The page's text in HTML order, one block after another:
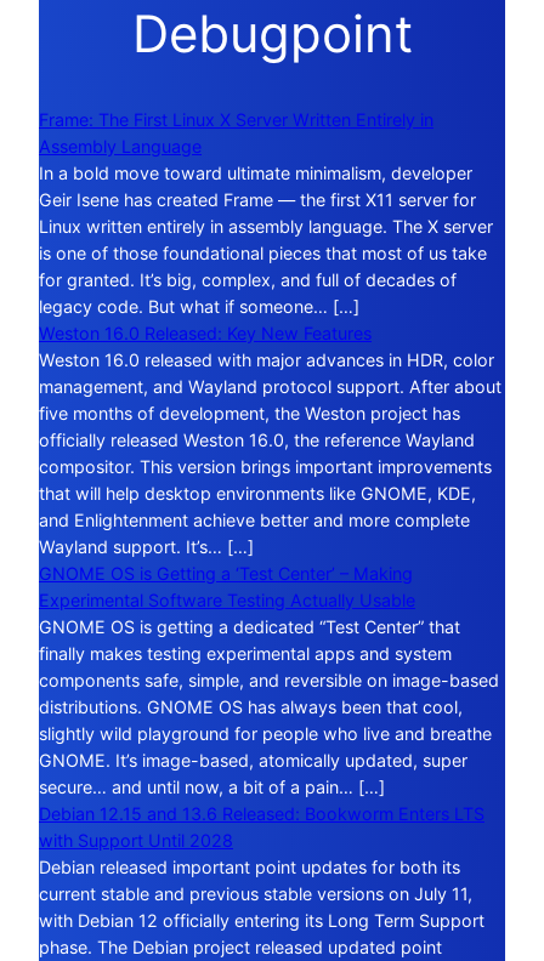
Debugpoint
Frame: The First Linux X Server Written Entirely in
Assembly Language
In a bold move toward ultimate minimalism, developer
Geir Isene has created Frame — the first X11 server for
Linux written entirely in assembly language. The X server
is one of those foundational pieces that most of us take
for granted. It’s big, complex, and full of decades of
legacy code. But what if someone… […]
Weston 16.0 Released: Key New Features
Weston 16.0 released with major advances in HDR, color
management, and Wayland protocol support. After about
five months of development, the Weston project has
officially released Weston 16.0, the reference Wayland
compositor. This version brings important improvements
that will help desktop environments like GNOME, KDE,
and Enlightenment achieve better and more complete
Wayland support. It’s… […]
GNOME OS is Getting a ‘Test Center’ – Making
Experimental Software Testing Actually Usable
GNOME OS is getting a dedicated “Test Center” that
finally makes testing experimental apps and system
components safe, simple, and reversible on image-based
distributions. GNOME OS has always been that cool,
slightly wild playground for people who live and breathe
GNOME. It’s image-based, atomically updated, super
secure… and until now, a bit of a pain… […]
Debian 12.15 and 13.6 Released: Bookworm Enters LTS
with Support Until 2028
Debian released important point updates for both its
current stable and previous stable versions on July 11,
with Debian 12 officially entering its Long Term Support
phase. The Debian project released updated point